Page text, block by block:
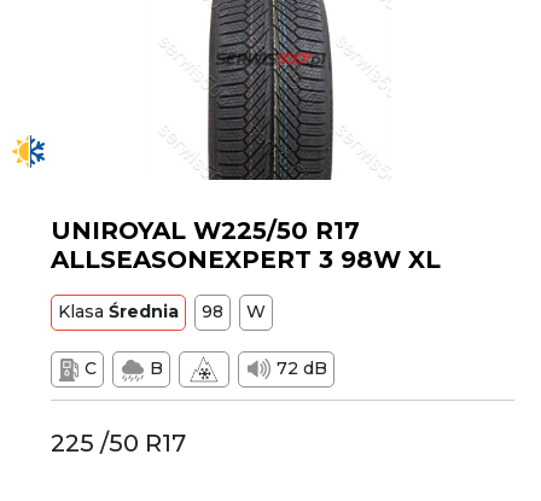
UNIROYAL W225/50 R17
ALLSEASONEXPERT 3 98W XL
KlasaŚrednia 98 W
C B 72 dB
225 /50 R17